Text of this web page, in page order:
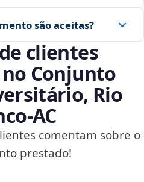
são aceitas?
clientes
Conjunto
Rio
comentam sobre o
prestado!